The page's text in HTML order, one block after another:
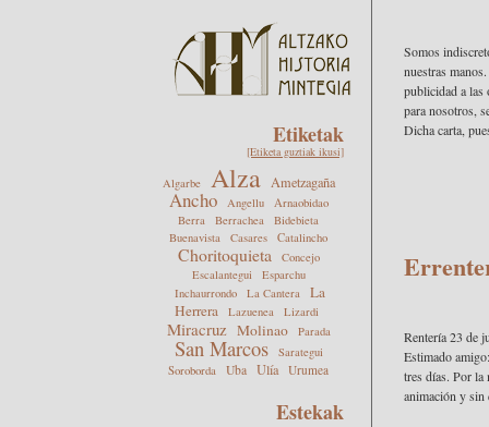
Somos
nuestras
publicidad a las
para nosotros,
Dicha carta,
Rentería 23 de
Estimado
tres días. Por la
animación y sin
Etiketak
[Etiketa guztiak ikusi]
Algarbe Alza Ametzagaña
Ancho Angellu
Arnaobidao
Berra
Berrachea
Bidebieta
Buenavista
Casares Catalincho
Choritoquieta
Concejo
Escalantegui
Esparchu
Inchaurrondo
La Cantera
La
Herrera
Lazuenea Lizardi
Miracruz Molinao Parada
San Marcos
Sarategui
Soroborda
Uba Ulía Urumea
Estekak